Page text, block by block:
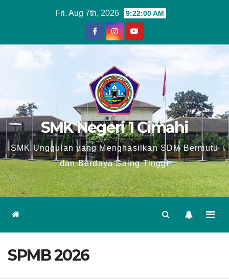
Fri. Aug 7th, 2026 9:22:01 AM
SMK Negeri 1 Cimahi
SMK Unggulan yang Menghasilkan SDM Bermutu
dan Berdaya Saing Tinggi
SPMB 2026